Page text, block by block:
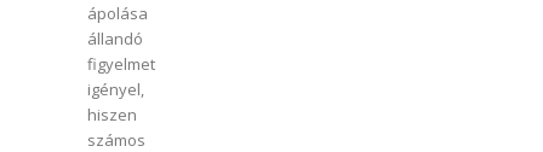
ápolása
állandó
figyelmet
igényel,
hiszen
számos